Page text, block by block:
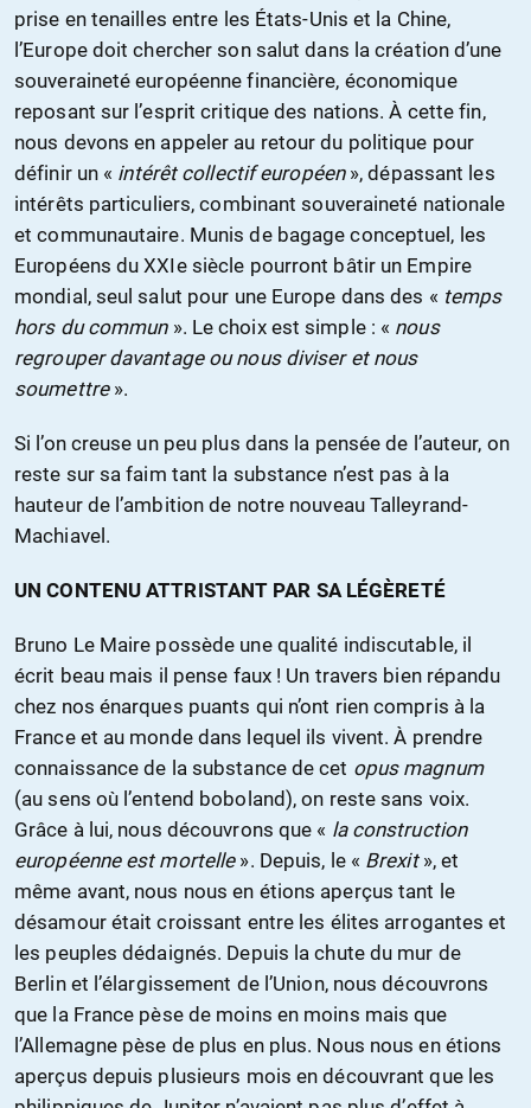
prise en tenailles entre les États-Unis et la Chine,
l’Europe doit chercher son salut dans la création d’une
souveraineté européenne financière, économique
reposant sur l’esprit critique des nations. À cette fin,
nous devons en appeler au retour du politique pour
définir un « intérêt collectif européen», dépassant les
intérêts particuliers, combinant souveraineté nationale
et communautaire. Munis de bagage conceptuel, les
Européens du XXIe siècle pourront bâtir un Empire
mondial, seul salut pour une Europe dans des « temps
hors du commun». Le choix est simple : « nous
regrouper davantage ou nous diviser et nous
soumettre».
Si l’on creuse un peu plus dans la pensée de l’auteur, on
reste sur sa faim tant la substance n’est pas à la
hauteur de l’ambition de notre nouveau Talleyrand-
Machiavel.
UN CONTENU ATTRISTANT PAR SA LÉGÈRETÉ
Bruno Le Maire possède une qualité indiscutable, il
écrit beau mais il pense faux ! Un travers bien répandu
chez nos énarques puants qui n’ont rien compris à la
France et au monde dans lequel ils vivent. À prendre
connaissance de la substance de cet opus magnum
(au sens où l’entend boboland), on reste sans voix.
Grâce à lui, nous découvrons que « la construction
européenne est mortelle». Depuis, le « Brexit», et
même avant, nous nous en étions aperçus tant le
désamour était croissant entre les élites arrogantes et
les peuples dédaignés. Depuis la chute du mur de
Berlin et l’élargissement de l’Union, nous découvrons
que la France pèse de moins en moins mais que
l’Allemagne pèse de plus en plus. Nous nous en étions
aperçus depuis plusieurs mois en découvrant que les